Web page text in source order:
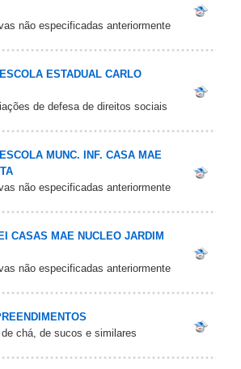
não especificadas anteriormente
ESTADUAL CARLO
de defesa de direitos sociais
MUNC. INF. CASA MAE
não especificadas anteriormente
CASAS MAE NUCLEO JARDIM
não especificadas anteriormente
chá, de sucos e similares